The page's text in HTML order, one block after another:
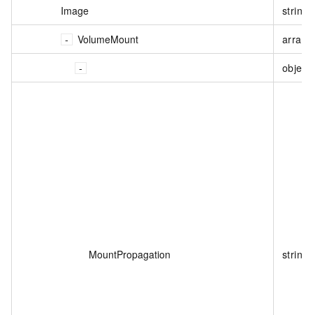
Image string
VolumeMount
object
MountPropagation string